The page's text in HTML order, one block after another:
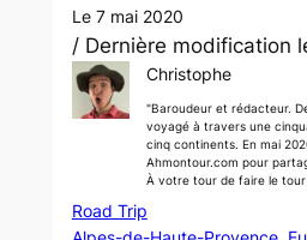
Le 7 mai 2020
/ Dernière modification
Christophe
"Baroudeur et rédacteur.
voyagé à travers une
cinq continents. En mai
Ahmontour.com pour
À votre tour de faire le
Road Trip